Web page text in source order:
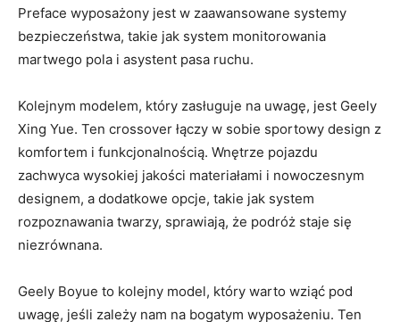
Preface wyposażony ⁢jest w zaawansowane⁤ systemy
bezpieczeństwa, takie jak system monitorowania
martwego pola i​ asystent pasa ruchu.
Kolejnym modelem,⁣ który zasługuje na uwagę, jest Geely
Xing Yue. Ten crossover łączy w sobie sportowy design z
komfortem i ‌funkcjonalnością. Wnętrze pojazdu
zachwyca wysokiej jakości materiałami i nowoczesnym
designem, a dodatkowe opcje, takie jak system
rozpoznawania twarzy, sprawiają, że podróż staje się
niezrównana.
Geely Boyue to kolejny model, który warto wziąć⁤ pod
uwagę, jeśli zależy nam na bogatym wyposażeniu. Ten⁣